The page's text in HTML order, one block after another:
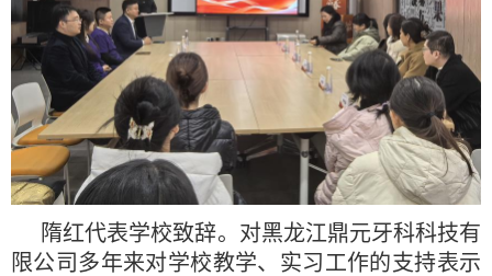
隋红代表学校致辞。对黑龙江鼎元牙科科技有
限公司多年来对学校教学、实习工作的支持表示